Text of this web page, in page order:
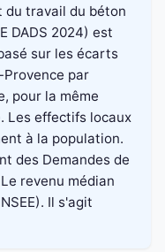
du travail du béton
DADS 2024) est
sur les écarts
par
pour la même
Les effectifs locaux
à la population.
des Demandes de
revenu médian
Il s'agit